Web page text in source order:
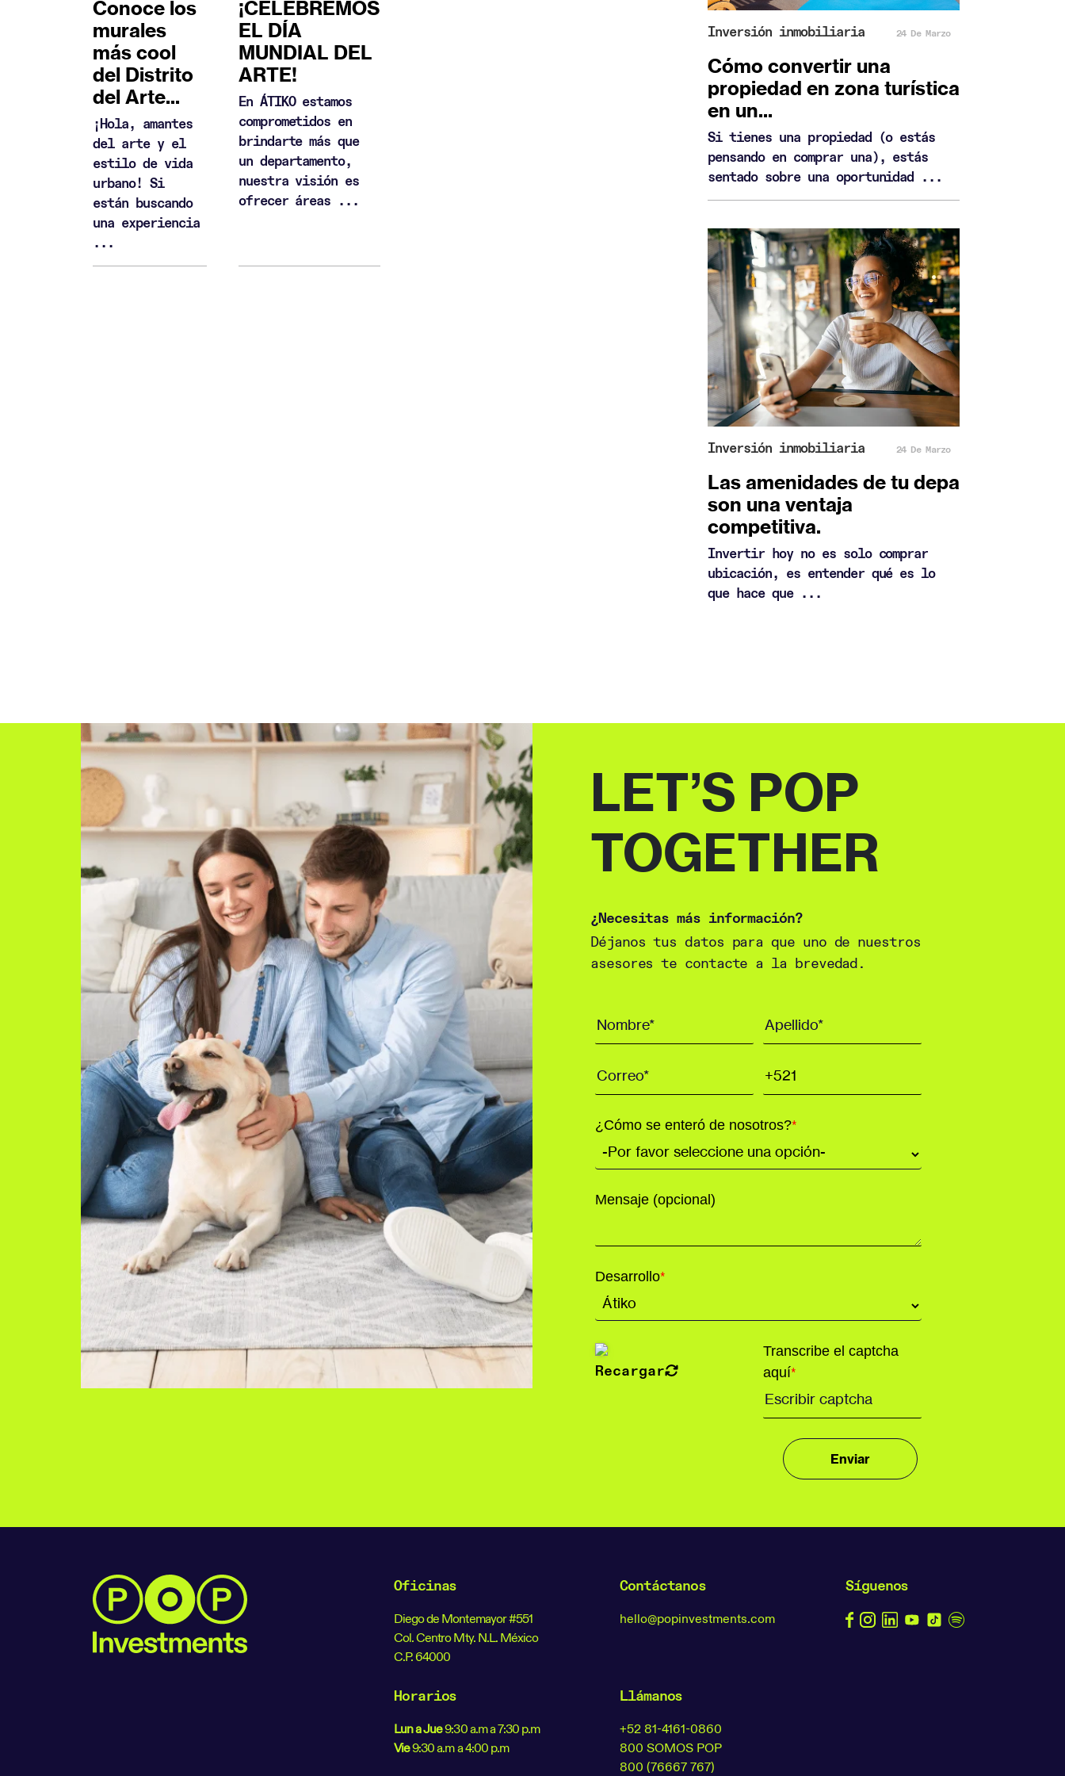
Conoce los
murales
más cool
del Distrito
del Arte...
¡Hola, amantes
del arte y el
estilo de vida
urbano! Si
están buscando
una experiencia
...
¡CELEBREMOS
EL DÍA
MUNDIAL DEL
ARTE!
En ÁTIKO estamos
comprometidos en
brindarte más que
un departamento,
nuestra visión es
ofrecer áreas ...
Inversión inmobiliaria 24 De Marzo
Cómo convertir una
propiedad en zona turística
en un...
Si tienes una propiedad (o estás
pensando en comprar una), estás
sentado sobre una oportunidad ...
Inversión inmobiliaria 24 De Marzo
Las amenidades de tu depa
son una ventaja
competitiva.
Invertir hoy no es solo comprar
ubicación, es entender qué es lo
que hace que ...
LET’S POP
TOGETHER
¿Necesitas más información?
Déjanos tus datos para que uno de nuestros
asesores te contacte a la brevedad.
¿Cómo se enteró de nosotros?*
Mensaje (opcional)
Desarrollo*
Recargar
Transcribe el captcha
aquí*
Oficinas
Diego de Montemayor #551
Col. Centro Mty. N.L. México
C.P. 64000
Contáctanos
hello@popinvestments.com
Síguenos
Horarios
Lun a Jue9:30 a.m a 7:30 p.m
Vie9:30 a.m a 4:00 p.m
Llámanos
+52 81-4161-0860
800 SOMOS POP
800 (76667 767)